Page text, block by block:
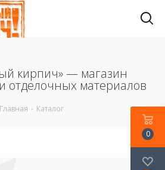
кирпич» — магазин
отделочных материалов
Главная - Каталог
0